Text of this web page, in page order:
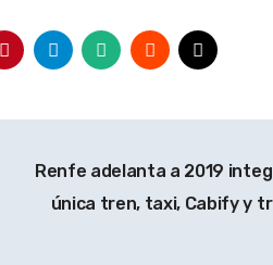
Renfe adelanta a 2019
única tren, taxi, Cabify y